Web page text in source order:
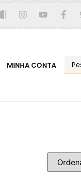
MINHA CONTA